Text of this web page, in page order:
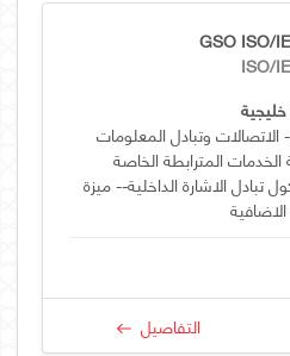
GSO ISO/
ISO/
وتبادل المعلومات
المترابطة الخاصة
تبادل الاشارة الداخلية-- ميزة
التفاصيل